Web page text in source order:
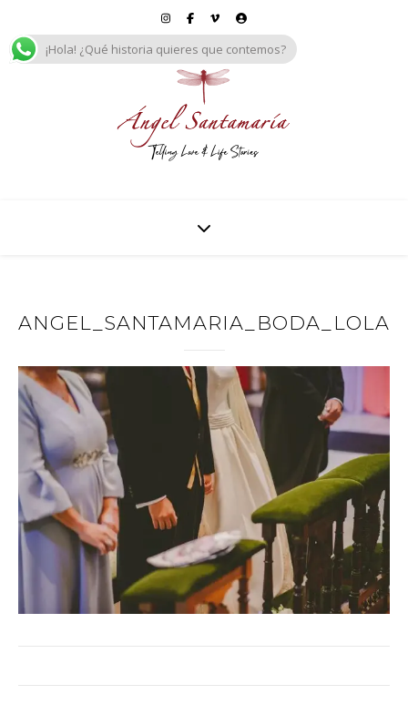
¡Hola! ¿Qué historia quieres que contemos?